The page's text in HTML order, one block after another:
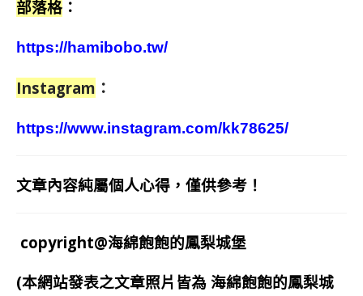
部落格 ：
https://hamibobo.tw/
Instagram ：
https://www.instagram.com/kk78625/
文章內容純屬個人心得，僅供參考！
copyright@海綿飽飽的鳳梨城堡
(本網站發表之文章照片皆為 海綿飽飽的鳳梨城